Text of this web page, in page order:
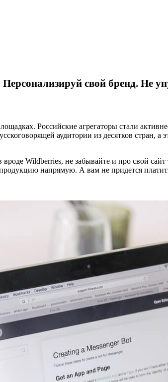
свой бренд. Не
Российские агрегаторы стали
аудитории из десятков стран, а
Wildberries, не забывайте и про свой
напрямую. А вам не придется